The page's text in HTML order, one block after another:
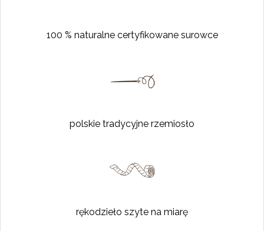
100 % naturalne certyfikowane surowce
polskie tradycyjne rzemiosło
rękodzieło szyte na miarę